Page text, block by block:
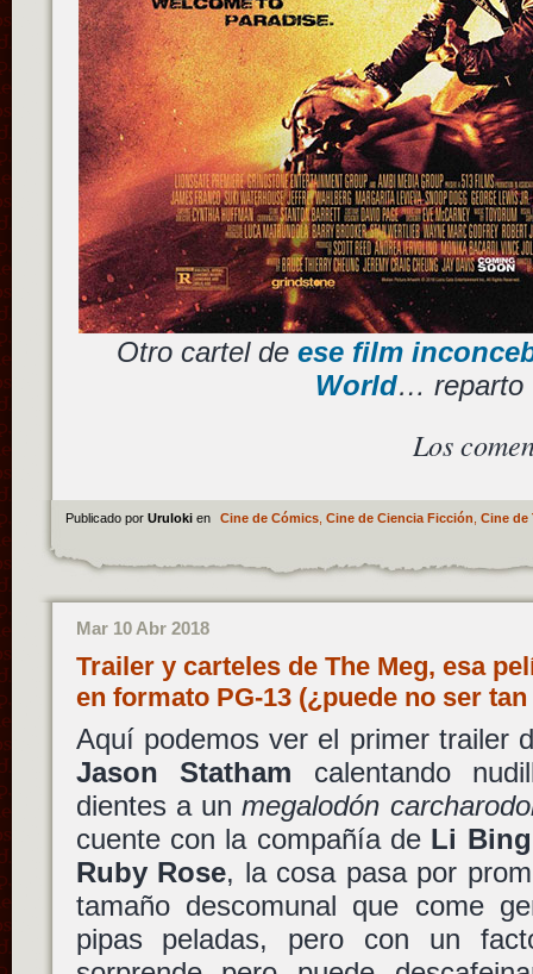
Otro cartel de ese film
World… reparto
Los
Publicado por Uruloki en Cine de Cómics, Cine de Ciencia Ficción Cine de
Mar 10 Abr 2018
Trailer y carteles de The Meg, esa
en formato PG-13 (¿puede no ser
Aquí podemos ver el primer trailer
Jason Statham calentando
dientes a unmegalodón
cuente con la compañía de Li
Ruby Rose, la cosa pasa por
tamaño descomunal que come
pipas peladas, pero con un